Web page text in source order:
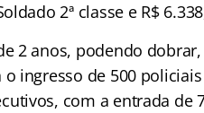
2ª classe e R$
2 anos, podendo
ingresso de 500
com a entrada de